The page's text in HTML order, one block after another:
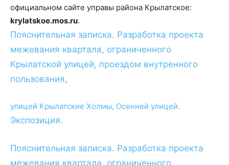
официальном сайте управы района Крылатское:
krylatskoe.mos.ru.
Пояснительная записка. Разработка проекта
межевания квартала, ограниченного
Крылатской улицей, проездом внутренного
пользования,
улицей Крылатские Холмы, Осенней улицей.
Экспозиция.
Пояснительная записка. Разработка проекта